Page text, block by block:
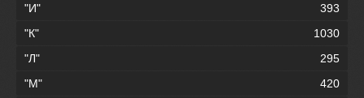
"И"
393
"К"
1030
"Л"
295
"М"
420